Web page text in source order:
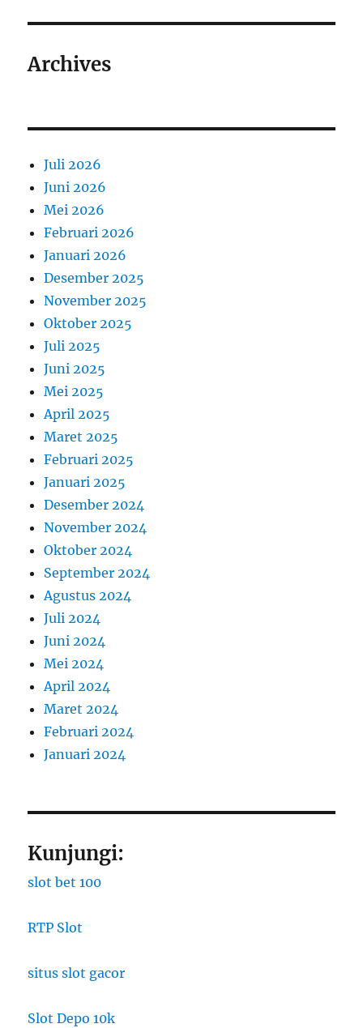
Archives
Juli 2026
Juni 2026
Mei 2026
Februari 2026
Januari 2026
Desember 2025
November 2025
Oktober 2025
Juli 2025
Juni 2025
Mei 2025
April 2025
Maret 2025
Februari 2025
Januari 2025
Desember 2024
November 2024
Oktober 2024
September 2024
Agustus 2024
Juli 2024
Juni 2024
Mei 2024
April 2024
Maret 2024
Februari 2024
Januari 2024
Kunjungi:
slot bet 100
RTP Slot
situs slot gacor
Slot Depo 10k